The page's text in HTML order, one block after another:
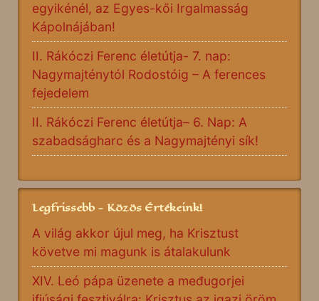
egyikénél, az Egyes-kői Irgalmasság
Kápolnájában!
II. Rákóczi Ferenc életútja- 7. nap:
Nagymajténytól Rodostóig – A ferences
fejedelem
II. Rákóczi Ferenc életútja– 6. Nap: A
szabadságharc és a Nagymajtényi sík!
Legfrissebb - Közös Értékeink!
A világ akkor újul meg, ha Krisztust
követve mi magunk is átalakulunk
XIV. Leó pápa üzenete a međugorjei